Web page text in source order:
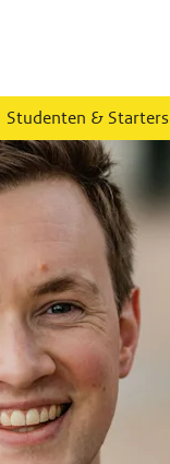
Studenten & Starters